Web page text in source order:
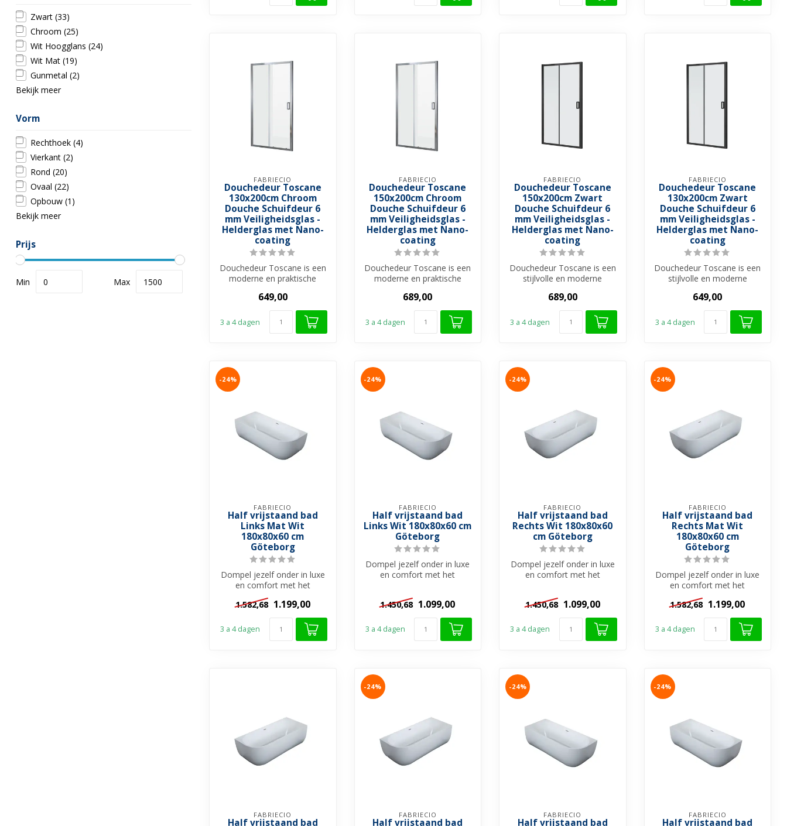
Zwart (33)
Chroom (25)
Wit Hoogglans (24)
Wit Mat (19)
Gunmetal (2)
Bekijk meer
Vorm
Rechthoek (4)
Vierkant (2)
Rond (20)
Ovaal (22)
Opbouw (1)
Bekijk meer
Prijs
Min Max
FABRIECIO
Douchedeur Toscane
130x200cm Chroom
Douche Schuifdeur 6
mm Veiligheidsglas -
Helderglas met Nano-
coating
Douchedeur Toscane is een
moderne en praktische
verchroomd alumi...
649,00
3 a 4 dagen
FABRIECIO
Douchedeur Toscane
150x200cm Chroom
Douche Schuifdeur 6
mm Veiligheidsglas -
Helderglas met Nano-
coating
Douchedeur Toscane is een
moderne en praktische
verchroomd alumi...
689,00
3 a 4 dagen
FABRIECIO
Douchedeur Toscane
150x200cm Zwart
Douche Schuifdeur 6
mm Veiligheidsglas -
Helderglas met Nano-
coating
Douchedeur Toscane is een
stijlvolle en moderne
alumini...
689,00
3 a 4 dagen
FABRIECIO
Douchedeur Toscane
130x200cm Zwart
Douche Schuifdeur 6
mm Veiligheidsglas -
Helderglas met Nano-
coating
Douchedeur Toscane is een
stijlvolle en moderne
alumini...
649,00
3 a 4 dagen
-24%
FABRIECIO
Half vrijstaand bad
Links Mat Wit
180x80x60 cm
Göteborg
Dompel jezelf onder in luxe
en comfort met het
Göteborg Half Vrijstaand
Bad. Dit...
1.582,68 1.199,00
3 a 4 dagen
-24%
FABRIECIO
Half vrijstaand bad
Links Wit 180x80x60 cm
Göteborg
Dompel jezelf onder in luxe
en comfort met het
Bad. Dit...
1.450,68 1.099,00
3 a 4 dagen
-24%
FABRIECIO
Half vrijstaand bad
Rechts Wit 180x80x60
cm Göteborg
Dompel jezelf onder in luxe
en comfort met het
Bad. Dit...
1.450,68 1.099,00
3 a 4 dagen
-24%
FABRIECIO
Half vrijstaand bad
Rechts Mat Wit
180x80x60 cm
Göteborg
Dompel jezelf onder in luxe
en comfort met het
Göteborg Half Vrijstaand
Bad. Dit...
1.582,68 1.199,00
3 a 4 dagen
FABRIECIO
Half vrijstaand bad
-24%
FABRIECIO
Half vrijstaand bad
-24%
FABRIECIO
Half vrijstaand bad
-24%
FABRIECIO
Half vrijstaand bad